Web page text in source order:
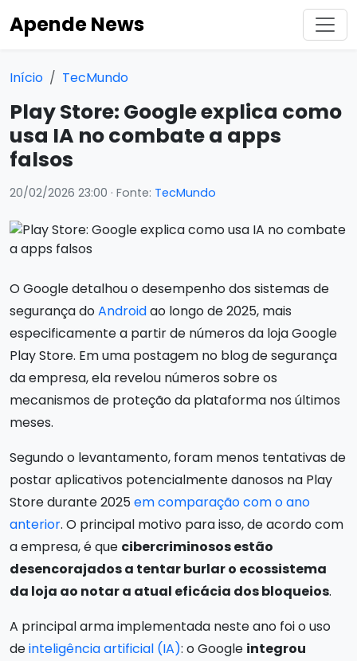
Apende News
Início TecMundo
Play Store: Google explica como
usa IA no combate a apps
falsos
20/02/2026 23:00 · Fonte: TecMundo
O Google detalhou o desempenho dos sistemas de
segurança doAndroidao longo de 2025, mais
especificamente a partir de números da loja Google
Play Store. Em uma postagem no blog de segurança
da empresa, ela revelou números sobre os
mecanismos de proteção da plataforma nos últimos
meses.
Segundo o levantamento, foram menos tentativas de
postar aplicativos potencialmente danosos na Play
Store durante 2025em comparação com o ano
anterior. O principal motivo para isso, de acordo com
a empresa, é que cibercriminosos estão
desencorajados a tentar burlar o ecossistema
da loja ao notar a atual eficácia dos bloqueios.
A principal arma implementada neste ano foi o uso
deinteligência artificial (IA): o Google integrou